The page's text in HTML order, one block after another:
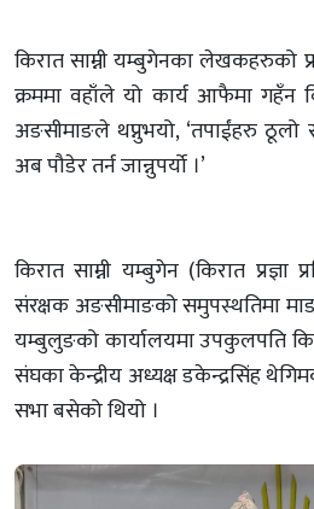
किरात साम्नी यम्बुगेनका लेखकहरुको
क्रममा वहाँले यो कार्य आफैमा गहँन
अङसीमाङले थप्नुभयो, ‘तपाईंहरु
अब पौडेर तर्न जान्नुपर्यो ।’
किरात साम्नी यम्बुगेन (किरात प्रज्ञा
संरक्षक अङसीमाङको समुपस्थतिमा
यम्बुलुङको कार्यालयमा उपकुलपति
संघका केन्द्रीय अध्यक्ष डकेन्द्रसिंह
सभा बसेको थियो ।